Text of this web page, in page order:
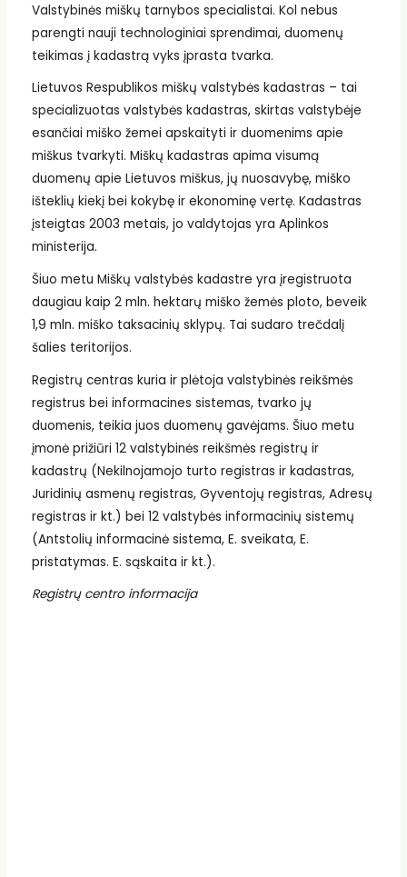
Valstybinės miškų tarnybos specialistai. Kol nebus
parengti nauji technologiniai sprendimai, duomenų
teikimas į kadastrą vyks įprasta tvarka.
Lietuvos Respublikos miškų valstybės kadastras – tai
specializuotas valstybės kadastras, skirtas valstybėje
esančiai miško žemei apskaityti ir duomenims apie
miškus tvarkyti. Miškų kadastras apima visumą
duomenų apie Lietuvos miškus, jų nuosavybę, miško
išteklių kiekį bei kokybę ir ekonominę vertę. Kadastras
įsteigtas 2003 metais, jo valdytojas yra Aplinkos
ministerija.
Šiuo metu Miškų valstybės kadastre yra įregistruota
daugiau kaip 2 mln. hektarų miško žemės ploto, beveik
1,9 mln. miško taksacinių sklypų. Tai sudaro trečdalį
šalies teritorijos.
Registrų centras kuria ir plėtoja valstybinės reikšmės
registrus bei informacines sistemas, tvarko jų
duomenis, teikia juos duomenų gavėjams. Šiuo metu
įmonė prižiūri 12 valstybinės reikšmės registrų ir
kadastrų (Nekilnojamojo turto registras ir kadastras,
Juridinių asmenų registras, Gyventojų registras, Adresų
registras ir kt.) bei 12 valstybės informacinių sistemų
(Antstolių informacinė sistema, E. sveikata, E.
pristatymas. E. sąskaita ir kt.).
Registrų centro informacija